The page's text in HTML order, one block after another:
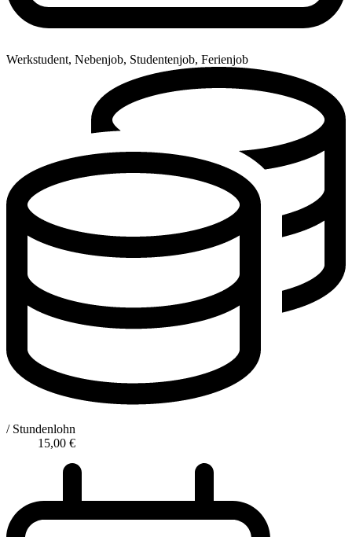
Werkstudent, Nebenjob, Studentenjob, Ferienjob
/ Stundenlohn
15,00 €